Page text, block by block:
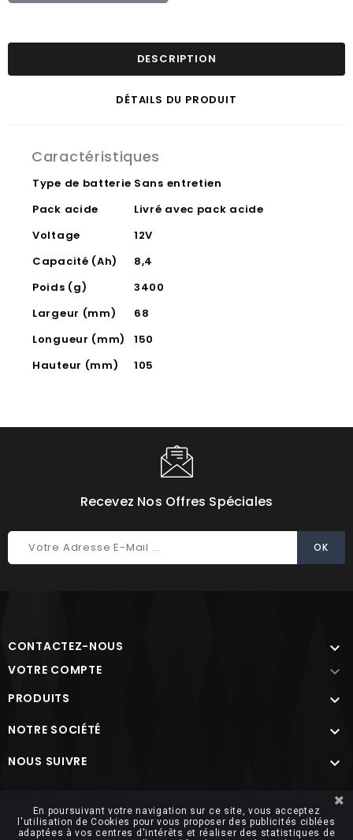
DESCRIPTION
DÉTAILS DU PRODUIT
Caractéristiques
Type de batterie Sans entretien
Pack acide
Livré avec pack acide
Voltage
12V
Capacité (Ah)
8,4
Poids (g)
3400
Largeur (mm)
68
Longueur (mm)
150
Hauteur (mm)
105
Recevez Nos Offres Spéciales
CONTACTEZ-NOUS 
VOTRE COMPTE 
PRODUITS 
NOTRE SOCIÉTÉ 
NOUS SUIVRE 
En poursuivant votre navigation sur ce site, vous acceptez
l'utilisation de Cookies pour vous proposer des publicités ciblées
adaptées à vos centres d'intérêts et réaliser des statistiques de